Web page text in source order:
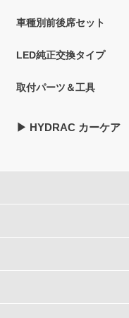
車種別前後席セット
LED純正交換タイプ
取付パーツ＆工具
▶︎ HYDRAC カーケア